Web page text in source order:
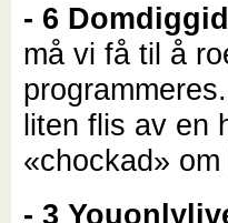
- 6
må vi få til å
liten flis av en
«chockad»
- 3